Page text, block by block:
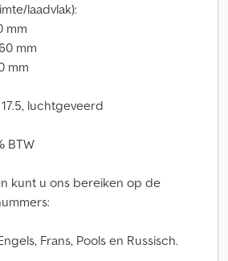
laadvlak):
mm
mm
mm
luchtgeveerd
BTW
kunt u ons bereiken op de
Frans, Pools en Russisch.